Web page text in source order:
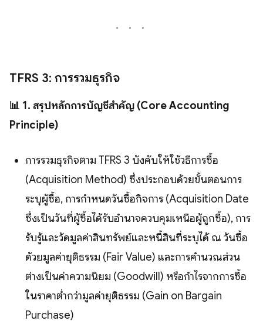
TFRS 3: การรวมธุรกิจ
📊 1. สรุปหลักการบัญชีสำคัญ (Core Accounting
Principle)
การรวมธุรกิจตาม TFRS 3 บังคับให้ใช้วิธีการซื้อ
(Acquisition Method) ซึ่งประกอบด้วยขั้นตอนการ
ระบุผู้ซื้อ, การกำหนดวันซื้อกิจการ (Acquisition Date
ซึ่งเป็นวันที่ผู้ซื้อได้รับอำนาจควบคุมเหนือผู้ถูกซื้อ), การ
รับรู้และวัดมูลค่าสินทรัพย์และหนี้สินที่ระบุได้ ณ วันซื้อ
ด้วยมูลค่ายุติธรรม (Fair Value) และการคำนวณส่วน
ต่างเป็นค่าความนิยม (Goodwill) หรือกำไรจากการซื้อ
ในราคาต่ำกว่ามูลค่ายุติธรรม (Gain on Bargain
Purchase)